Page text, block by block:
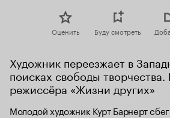
Оценить Буду смотреть
Художник переезжает в
поисках свободы
режиссёра «Жизни других»
Молодой художник Курт Барнерт